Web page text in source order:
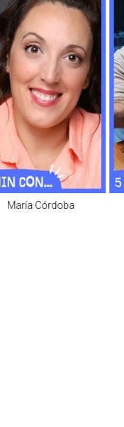
María Córdoba